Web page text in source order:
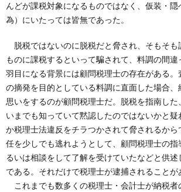
んどが課税対象になるものではなく、仮装・
為）にいたっては皆無であった。
脱税ではないのに脱税だと脅され、そもそも
ものに課税するといって騙されて、料調の間
羽目になる背景には顧問税理士の存在がある
の摘発を目的としている料調に直面した場合、
思いをするのが顧問税理士だ。脱税を指南し
いまでも知っていて黙認したのではないかと疑
か税理士法違反をチラつかされて脅されるか
任を少しでも逃れようとして、顧問税理士の指
るいは相談をして了解を受けていたなどと供
である。それだけで税理士が逮捕されることが
これまでも数多くの税理士・会計士が納税者